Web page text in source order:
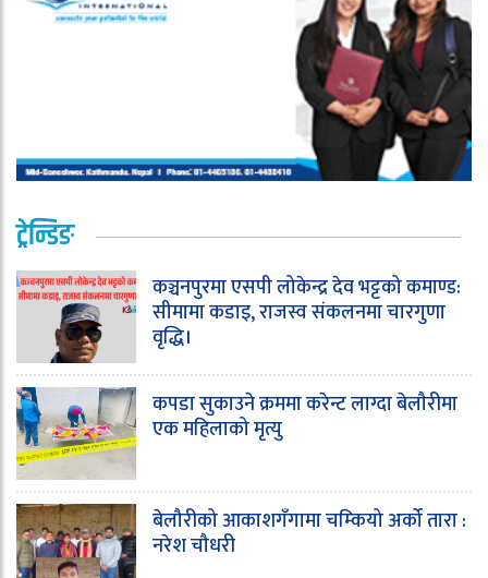
ट्रेन्डिङ
कञ्चनपुरमा एसपी लोकेन्द्र देव भट्टको कमाण्ड:
सीमामा कडाइ, राजस्व संकलनमा चारगुणा
वृद्धि।
कपडा सुकाउने क्रममा करेन्ट लाग्दा बेलौरीमा
एक महिलाको मृत्यु
बेलौरीको आकाशगँगामा चम्कियो अर्को तारा :
नरेश चौधरी